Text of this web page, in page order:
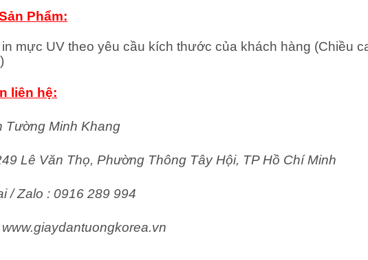
Phẩm:
in mực UV theo yêu cầu kích thước của khách hàng (Chiều
liên hệ:
Tường Minh Khang
Lê Văn Thọ, Phường Thông Tây Hội, TP Hồ Chí Minh
/ Zalo : 0916 289 994